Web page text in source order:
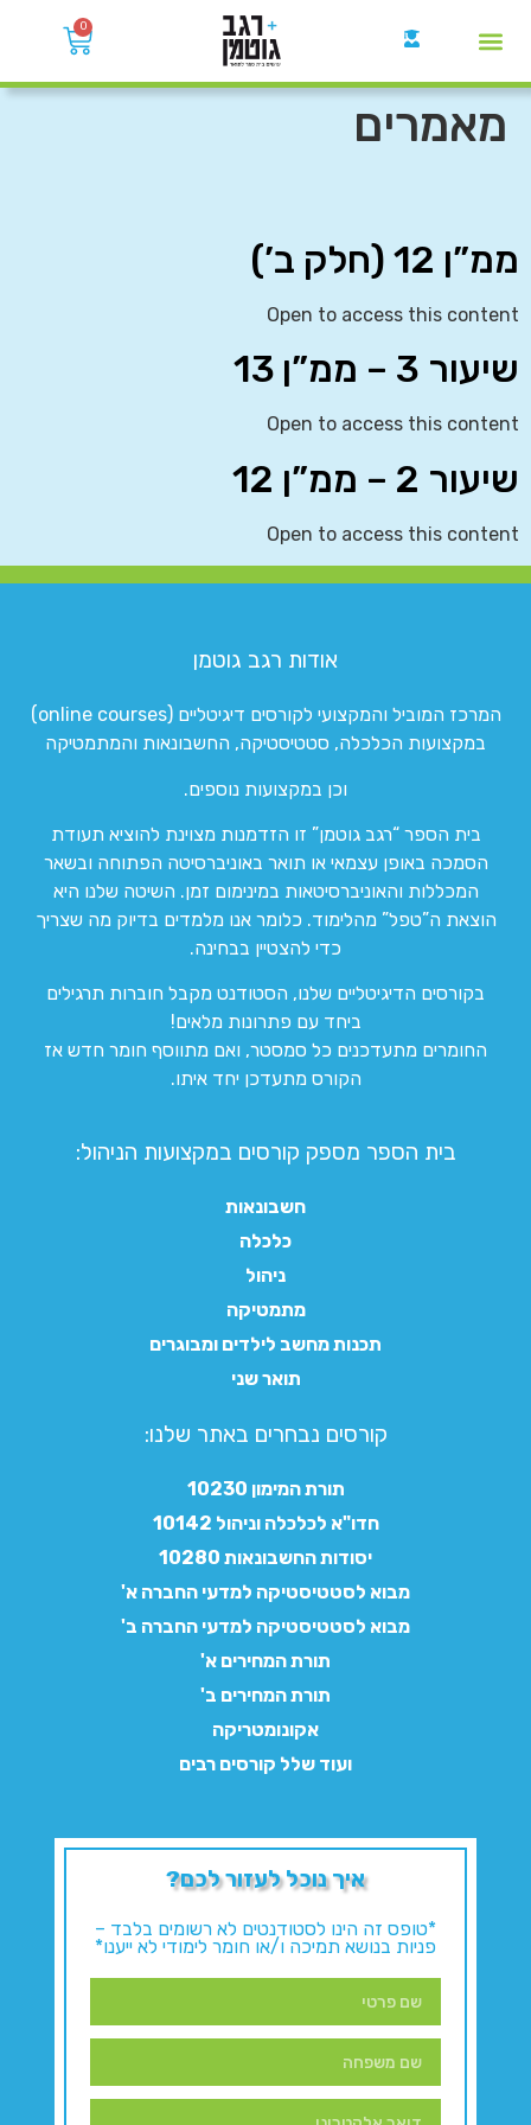
0
מאמרים
ממ”ן 12 (חלק ב’)
Open to access this content
שיעור 3 – ממ”ן 13
Open to access this content
שיעור 2 – ממ”ן 12
Open to access this content
אודות רגב גוטמן
המרכז המוביל והמקצועי לקורסים דיגיטליים (online courses)
במקצועות הכלכלה, סטטיסטיקה, החשבונאות והמתמטיקה
וכן במקצועות נוספים.
בית הספר “רגב גוטמן” זו הזדמנות מצוינת להוציא תעודת
הסמכה באופן עצמאי או תואר באוניברסיטה הפתוחה ובשאר
המכללות והאוניברסיטאות במינימום זמן. השיטה שלנו היא
הוצאת ה”טפל” מהלימוד. כלומר אנו מלמדים בדיוק מה שצריך
כדי להצטיין בבחינה.
בקורסים הדיגיטליים שלנו, הסטודנט מקבל חוברות תרגילים
ביחד עם פתרונות מלאים!
החומרים מתעדכנים כל סמסטר, ואם מתווסף חומר חדש אז
הקורס מתעדכן יחד איתו.
בית הספר מספק קורסים במקצועות הניהול:
חשבונאות
כלכלה
ניהול
מתמטיקה
תכנות מחשב לילדים ומבוגרים
תואר שני
קורסים נבחרים באתר שלנו:​
תורת המימון 10230
חדו"א לכלכלה וניהול 10142
יסודות החשבונאות 10280
מבוא לסטטיסטיקה למדעי החברה א'
מבוא לסטטיסטיקה למדעי החברה ב'
תורת המחירים א'
תורת המחירים ב'
אקונומטריקה
ועוד שלל קורסים רבים
איך נוכל לעזור לכם?
*טופס זה הינו לסטודנטים לא רשומים בלבד –
פניות בנושא תמיכה ו/או חומר לימודי לא ייענו*